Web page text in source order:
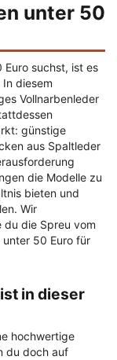
unter 50
Euro suchst, ist es
diesem
Vollnarbenleder
günstige
aus Spaltleder
die Modelle zu
bieten und
Wir
du die Spreu vom
50 Euro für
in dieser
hochwertige
du doch auf